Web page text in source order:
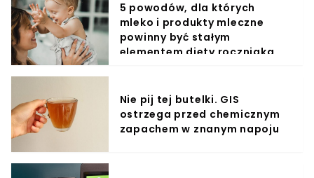
5 powodów, dla których
mleko i produkty mleczne
powinny być stałym
elementem diety roczniaka
Nie pij tej butelki. GIS
ostrzega przed chemicznym
zapachem w znanym napoju